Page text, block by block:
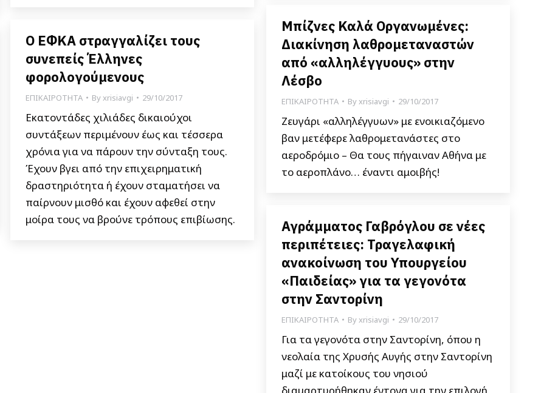
Μπίζνες Καλά Οργανωμένες:
Διακίνηση λαθρομεταναστών
από «αλληλέγγυους» στην
Λέσβο
ΕΠΙΚΑΙΡΟΤΗΤΑ Byxrisiavgi 29/10/2017
Ζευγάρι «αλληλέγγυων» με ενοικιαζόμενο
βαν μετέφερε λαθρομετανάστες στο
αεροδρόμιο – Θα τους πήγαιναν Αθήνα με
το αεροπλάνο… έναντι αμοιβής!
Ο ΕΦΚΑ στραγγαλίζει τους
συνεπείς Έλληνες
φορολογούμενους
ΕΠΙΚΑΙΡΟΤΗΤΑ Byxrisiavgi 29/10/2017
Εκατοντάδες χιλιάδες δικαιούχοι
συντάξεων περιμένουν έως και τέσσερα
χρόνια για να πάρουν την σύνταξη τους.
Έχουν βγει από την επιχειρηματική
δραστηριότητα ή έχουν σταματήσει να
παίρνουν μισθό και έχουν αφεθεί στην
μοίρα τους να βρούνε τρόπους επιβίωσης.
Αγράμματος Γαβρόγλου σε νέες
περιπέτειες: Τραγελαφική
ανακοίνωση του Υπουργείου
«Παιδείας» για τα γεγονότα
στην Σαντορίνη
ΕΠΙΚΑΙΡΟΤΗΤΑ Byxrisiavgi 29/10/2017
Για τα γεγονότα στην Σαντορίνη, όπου η
νεολαία της Χρυσής Αυγής στην Σαντορίνη
μαζί με κατοίκους του νησιού